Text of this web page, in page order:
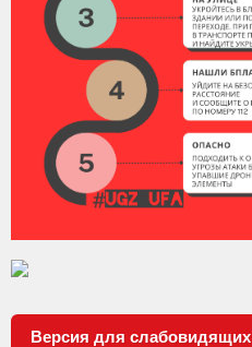
Версия для слабовидящих